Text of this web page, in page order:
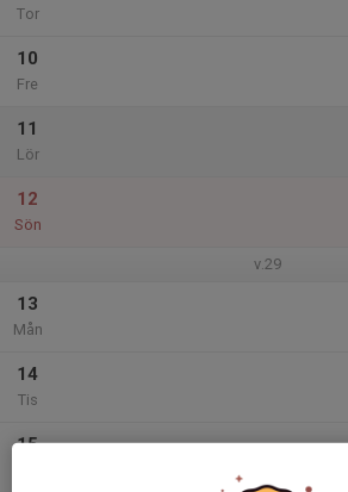
Tor
10
Fre
11
Lör
12
Sön
v.29
13
Mån
14
Tis
15